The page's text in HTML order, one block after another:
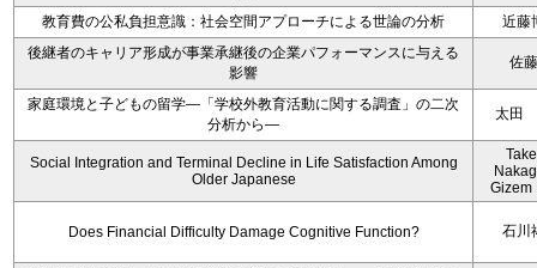
教育費の公私負担意識：社会空間アプローチによる世論の分析
近藤
後継者のキャリア形成が事業承継後の企業パフォーマンスに与える
影響
佐
家庭環境と子どもの留学―「学校外教育活動に関する調査」の二次
分析から―
太田
Social Integration and Terminal Decline in Life Satisfaction Among
Older Japanese
Gizem
Does Financial Difficulty Damage Cognitive Function? 石川